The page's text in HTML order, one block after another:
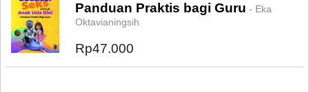
Panduan Praktis bagi Guru - Eka
Oktavianingsih
Rp47.000